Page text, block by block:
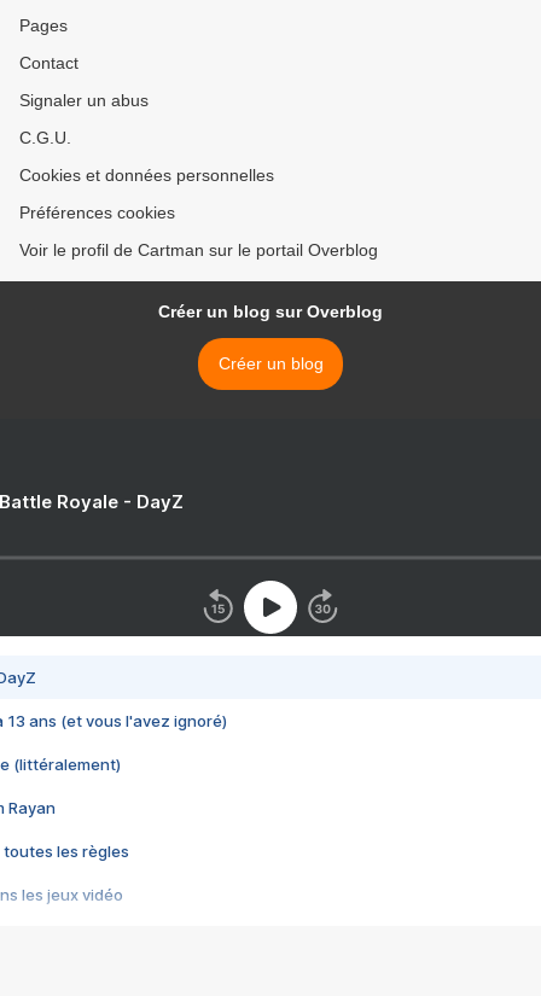
Pages
Contact
Signaler un abus
C.G.U.
Cookies et données personnelles
Préférences cookies
Voir le profil de Cartman sur le portail Overblog
Créer un blog sur Overblog
Créer un blog
Royale - DayZ
13 ans (et vous l'avez ignoré)
(littéralement)
Rayan
toutes les règles
les jeux vidéo